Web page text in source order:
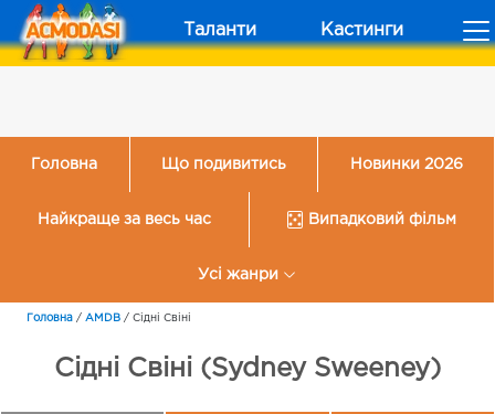
Таланти Кастинги
Головна Що подивитись Новинки 2026
Найкраще за весь час Випадковий фільм
Усі жанри
Головна / AMDB / Сідні Свіні
Сідні Свіні (Sydney Sweeney)